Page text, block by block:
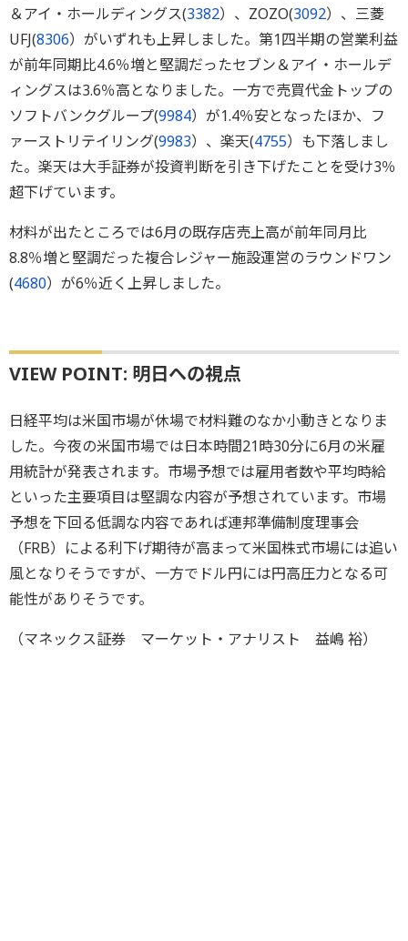
＆アイ・ホールディングス(3382）、ZOZO(3092）、三菱
UFJ(8306）がいずれも上昇しました。第1四半期の営業利益
が前年同期比4.6％増と堅調だったセブン＆アイ・ホールデ
ィングスは3.6％高となりました。一方で売買代金トップの
ソフトバンクグループ(9984）が1.4％安となったほか、フ
ァーストリテイリング(9983）、楽天(4755）も下落しまし
た。楽天は大手証券が投資判断を引き下げたことを受け3％
超下げています。
材料が出たところでは6月の既存店売上高が前年同月比
8.8％増と堅調だった複合レジャー施設運営のラウンドワン
(4680）が6％近く上昇しました。
VIEW POINT: 明日への視点
日経平均は米国市場が休場で材料難のなか小動きとなりま
した。今夜の米国市場では日本時間21時30分に6月の米雇
用統計が発表されます。市場予想では雇用者数や平均時給
といった主要項目は堅調な内容が予想されています。市場
予想を下回る低調な内容であれば連邦準備制度理事会
（FRB）による利下げ期待が高まって米国株式市場には追い
風となりそうですが、一方でドル円には円高圧力となる可
能性がありそうです。
（マネックス証券 マーケット・アナリスト 益嶋 裕）